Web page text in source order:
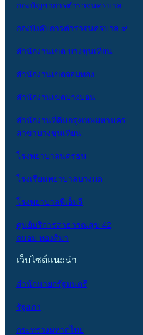
กองบัญชาการตำรวจนครบาล
กองบังคับการตำรวจนครบาล ๙
สำนักงานเขต บางขุนเทียน
สำนักงานเขตจอมทอง
สำนักงานเขตบางบอน
สำนักงานที่ดินกรุงเทพมหานคร
สาขาบางขุนเทียน
โรงพยาบาลนครธน
โรงเรียนพยาบาลบางมด
โรงพยาบาลพีเอ็มจี
ศูนย์บริการสาธารณสุข 42
ถนอม ทองสิมา
เว็บไซต์แนะนำ
สำนักนายกรัฐมนตรี
รัฐสภา
กระทรวงมหาดไทย